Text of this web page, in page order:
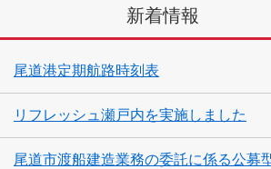
新着情報
尾道港定期航路時刻表
リフレッシュ瀬戸内を実施しました
尾道市渡船建造業務の委託に係る公募